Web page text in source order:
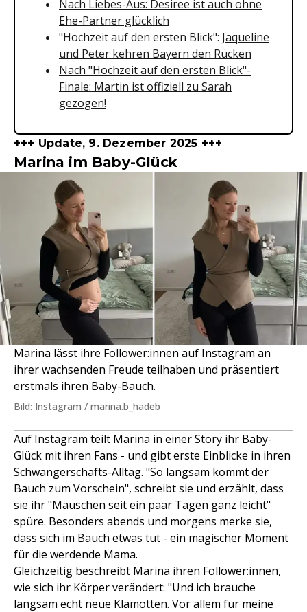
Nach Liebes-Aus: Desiree ist auch ohne
Ehe-Partner glücklich
"Hochzeit auf den ersten Blick": Jaqueline
und Peter kehren Bayern den Rücken
Nach "Hochzeit auf den ersten Blick"-
Finale: Martin ist offiziell zu Sarah
gezogen!
+++ Update, 9. Dezember 2025 +++
Marina im Baby-Glück
Marina lässt ihre Follower:innen auf Instagram an
ihrer wachsenden Freude teilhaben und präsentiert
erstmals ihren Baby-Bauch.
Bild: Instagram / marina.b_hadeb
Auf Instagram teilt Marina in einer Story ihr Baby-
Glück mit ihren Fans - und gibt erste Einblicke in ihren
Schwangerschafts-Alltag. "So langsam kommt der
Bauch zum Vorschein", schreibt sie und erzählt, dass
sie ihr "Mäuschen seit ein paar Tagen ganz leicht"
spüre. Besonders abends und morgens merke sie,
dass sich im Bauch etwas tut - ein magischer Moment
für die werdende Mama.
Gleichzeitig beschreibt Marina ihren Follower:innen,
wie sich ihr Körper verändert: "Und ich brauche
langsam echt neue Klamotten. Vor allem für meine